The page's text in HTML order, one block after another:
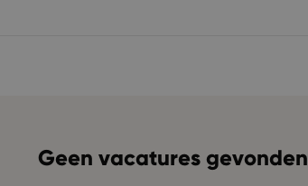
Geen vacatures gevonden